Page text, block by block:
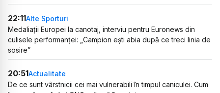
22:11Alte Sporturi
Medaliații Europei la canotaj, interviu pentru Euronews din
culisele performanței: „Campion ești abia după ce treci linia de
sosire”
20:51Actualitate
De ce sunt vârstnicii cei mai vulnerabili în timpul caniculei. Cum